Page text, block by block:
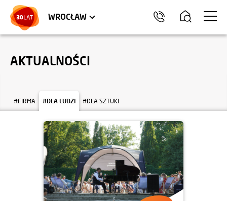
WROCŁAW
TRÓJMIASTO
AKTUALNOŚCI
#FIRMA #DLA LUDZI #DLA SZTUKI